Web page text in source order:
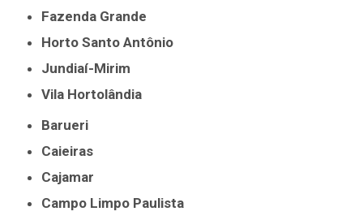
Fazenda Grande
Horto Santo Antônio
Jundiaí-Mirim
Vila Hortolândia
Barueri
Caieiras
Cajamar
Campo Limpo Paulista